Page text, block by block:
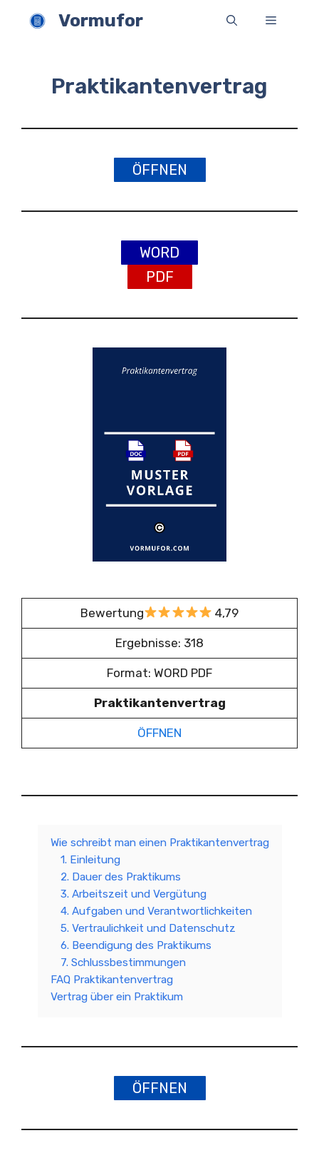
Inhalt
Vormufor Menü
Praktikantenvertrag
ÖFFNEN
WORD
PDF
Bewertung 4,79
Ergebnisse: 318
Format: WORD PDF
Praktikantenvertrag
ÖFFNEN
Wie schreibt man einen Praktikantenvertrag
1. Einleitung
2. Dauer des Praktikums
3. Arbeitszeit und Vergütung
4. Aufgaben und Verantwortlichkeiten
5. Vertraulichkeit und Datenschutz
6. Beendigung des Praktikums
7. Schlussbestimmungen
FAQ Praktikantenvertrag
Vertrag über ein Praktikum
ÖFFNEN